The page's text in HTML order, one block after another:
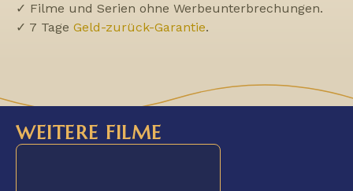
✓ Filme und Serien ohne Werbeunterbrechungen.
✓ 7 Tage Geld-zurück-Garantie.
WEITERE FILME